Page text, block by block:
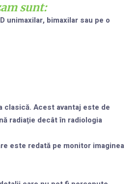
sunt:
unimaxilar, bimaxilar sau pe o
clasică. Acest avantaj este de
radiaţie decât în radiologia
este redată pe monitor imaginea